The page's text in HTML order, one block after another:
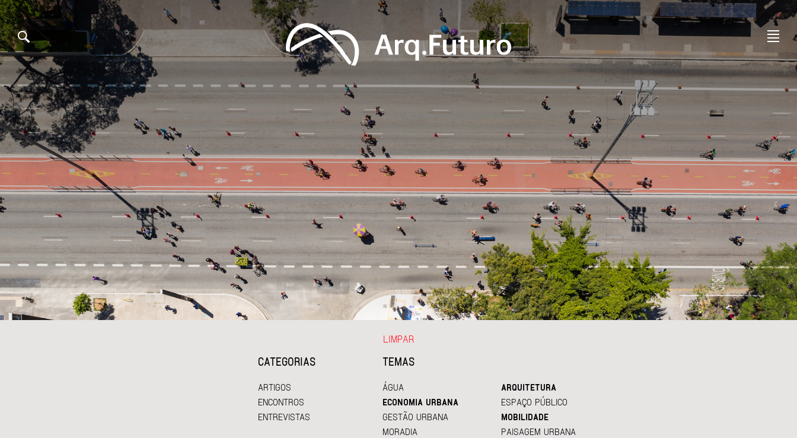
CATEGORIAS
ARTIGOS
ENCONTROS
ENTREVISTAS
TEMAS
ÁGUA
ARQUITETURA
ECONOMIA URBANA
ESPAÇO PÚBLICO
GESTÃO URBANA
MOBILIDADE
MORADIA
PAISAGEM URBANA
LIMPAR